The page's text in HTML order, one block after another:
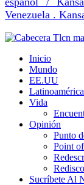
Venezuela .
Inicio
Mundo
EE.UU
Latinoamérica
Vida
Opinión
Punto
Point
Sucríbete Al